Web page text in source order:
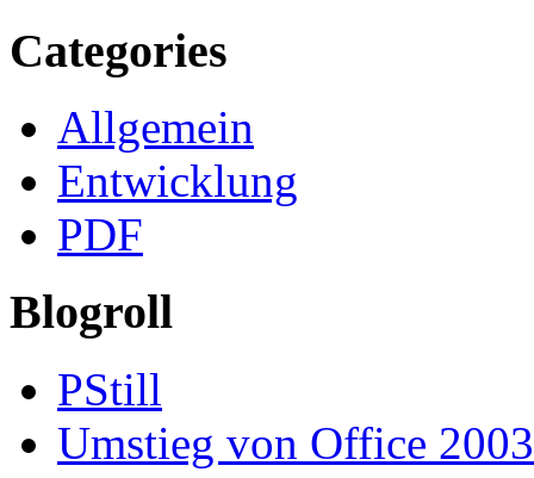
Categories
Allgemein
Entwicklung
PDF
Blogroll
PStill
Umstieg von Office